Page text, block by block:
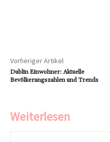
Vorheriger Artikel
Dublin Einwohner: Aktuelle
Bevölkerungszahlen und Trends
Weiterlesen